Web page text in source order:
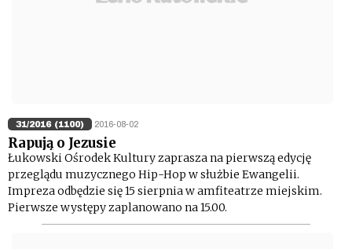
31/2016 (1100) 2016-08-02
Rapują o Jezusie
Łukowski Ośrodek Kultury zaprasza na pierwszą edycję
przeglądu muzycznego Hip-Hop w służbie Ewangelii.
Impreza odbędzie się 15 sierpnia w amfiteatrze miejskim.
Pierwsze występy zaplanowano na 15.00.